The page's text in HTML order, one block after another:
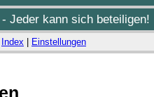
Jeder kann sich beteiligen!
Index Einstellungen